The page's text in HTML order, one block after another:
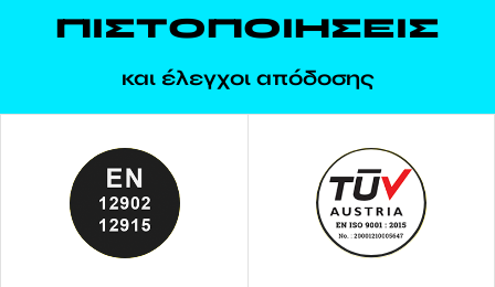
ΠΙΣΤΟΠΟΙΗΣΕΙΣ
και έλεγχοι απόδοσης